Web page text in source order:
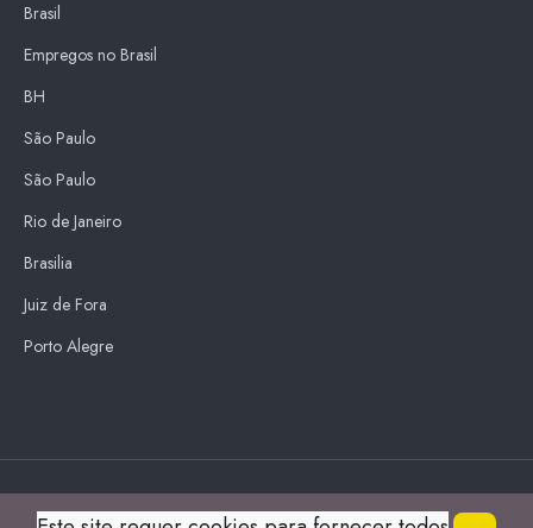
Brasil
Empregos no Brasil
BH
São Paulo
São Paulo
Rio de Janeiro
Brasilia
Juiz de Fora
Porto Alegre
Blue Sky